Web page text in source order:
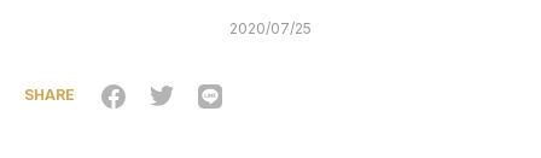
2020/07/25
SHARE